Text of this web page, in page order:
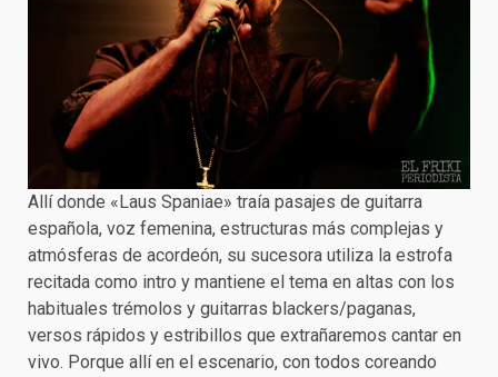
Allí donde «Laus Spaniae» traía pasajes de guitarra
española, voz femenina, estructuras más complejas y
atmósferas de acordeón, su sucesora utiliza la estrofa
recitada como intro y mantiene el tema en altas con los
habituales trémolos y guitarras blackers/paganas,
versos rápidos y estribillos que extrañaremos cantar en
vivo. Porque allí en el escenario, con todos coreando